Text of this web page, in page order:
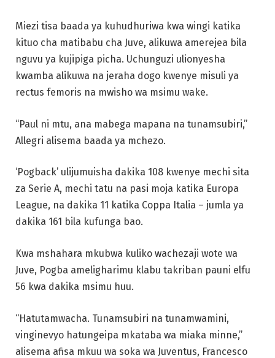
Miezi tisa baada ya kuhudhuriwa kwa wingi katika
kituo cha matibabu cha Juve, alikuwa amerejea bila
nguvu ya kujipiga picha. Uchunguzi ulionyesha
kwamba alikuwa na jeraha dogo kwenye misuli ya
rectus femoris na mwisho wa msimu wake.
“Paul ni mtu, ana mabega mapana na tunamsubiri,”
Allegri alisema baada ya mchezo.
‘Pogback’ ulijumuisha dakika 108 kwenye mechi sita
za Serie A, mechi tatu na pasi moja katika Europa
League, na dakika 11 katika Coppa Italia – jumla ya
dakika 161 bila kufunga bao.
Kwa mshahara mkubwa kuliko wachezaji wote wa
Juve, Pogba ameligharimu klabu takriban pauni elfu
56 kwa dakika msimu huu.
“Hatutamwacha. Tunamsubiri na tunamwamini,
vinginevyo hatungeipa mkataba wa miaka minne,”
alisema afisa mkuu wa soka wa Juventus, Francesco